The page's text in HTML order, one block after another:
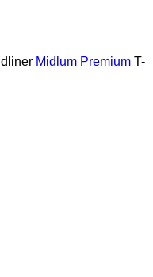
Midlum Premium T-